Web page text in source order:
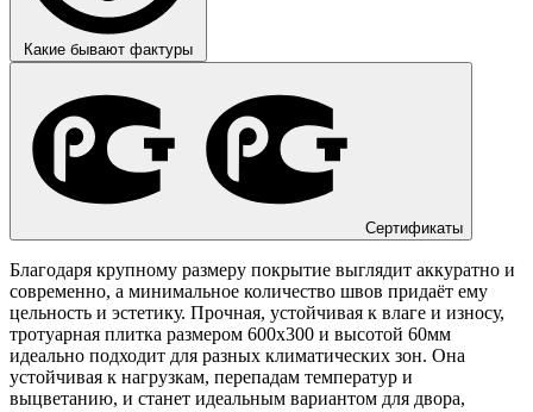
Какие бывают фактуры
Сертификаты
Благодаря крупному размеру покрытие выглядит аккуратно и
современно, а минимальное количество швов придаёт ему
цельность и эстетику. Прочная, устойчивая к влаге и износу,
тротуарная плитка размером 600х300 и высотой 60мм
идеально подходит для разных климатических зон. Она
устойчивая к нагрузкам, перепадам температур и
выцветанию, и станет идеальным вариантом для двора,